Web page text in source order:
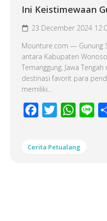
Ini Keistimewaan
23 December 2024
Mounture.com — Gunung
antara Kabupaten
Temanggung, Jawa
destinasi favorit para
memiliki...
Facebook
Twitter
Cerita Petualang